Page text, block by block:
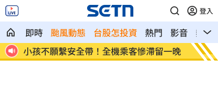
登入
即時 颱風動態 台股怎投資 熱門 影音
熱搜
看
小孩不願繫安全帶！全機乘客慘滯留一晚
傳與
了